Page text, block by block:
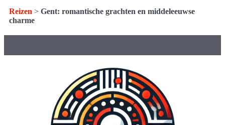
Reizen > Gent: romantische grachten en middeleeuwse
charme